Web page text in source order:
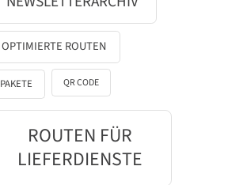
OPTIMIERTE ROUTEN
PAKETE QR CODE
ROUTEN FÜR
LIEFERDIENSTE